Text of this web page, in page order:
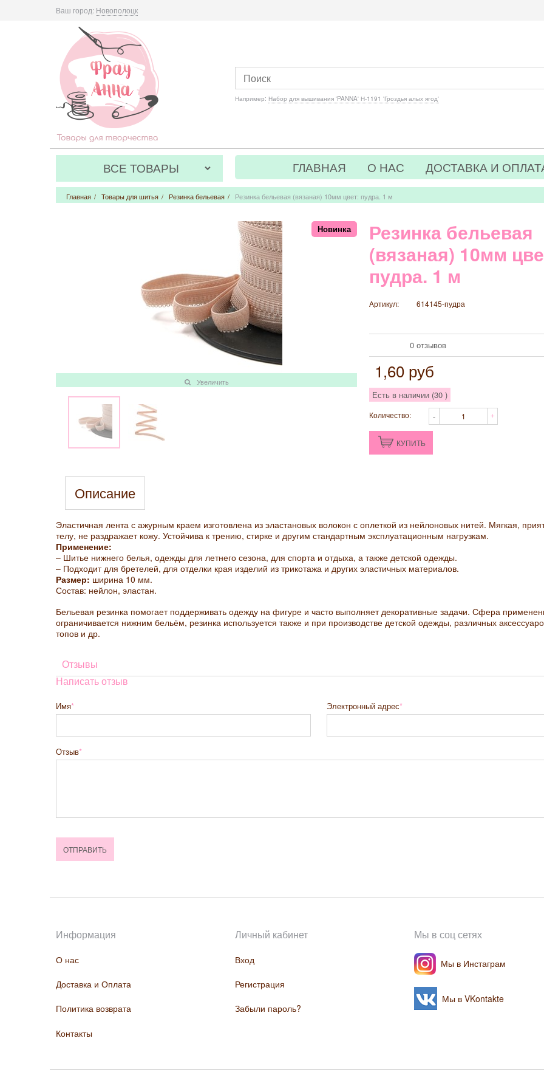
Ваш город: Новополоцк
Например: Набор для вышивания 'PANNA' Н-1191 'Гроздья алых ягод'
ВСЕ ТОВАРЫ ГЛАВНАЯ О НАС ДОСТАВКА И
Главная / Товары для шитья / Резинка бельевая / Резинка бельевая (вязаная) 10мм цвет: пудра. 1 м
Новинка
Увеличить
Резинка бельевая
(вязаная) 10мм
пудра. 1 м
Артикул: 614145-пудра
0 отзывов
1,60 руб
Есть в наличии (30 )
Количество:
КУПИТЬ
Описание
Эластичная лента с ажурным краем изготовлена из эластановых волокон с оплеткой из нейлоновых нитей. Мягкая,
телу, не раздражает кожу. Устойчива к трению, стирке и другим стандартным эксплуатационным нагрузкам.
Применение:
– Шитье нижнего белья, одежды для летнего сезона, для спорта и отдыха, а также детской одежды.
– Подходит для бретелей, для отделки края изделий из трикотажа и других эластичных материалов.
Размер: ширина 10 мм.
Состав: нейлон, эластан.
Бельевая резинка помогает поддерживать одежду на фигуре и часто выполняет декоративные задачи. Сфера
ограничивается нижним бельём, резинка используется также и при производстве детской одежды, различных
топов и др.
Отзывы
Написать отзыв
Имя Электронный адрес
Отзыв
Информация
О нас
Доставка и Оплата
Политика возврата
Контакты
Личный кабинет
Вход
Регистрация
Забыли пароль?
Мы в соц сетях
Мы в Инстаграм
Мы в VKontakte